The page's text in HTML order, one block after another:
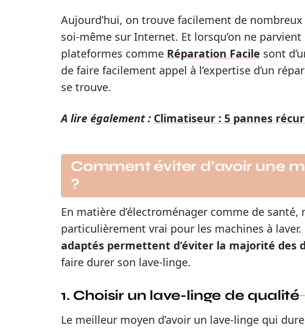
Aujourd’hui, on trouve facilement de
soi-même sur Internet. Et lorsqu’on ne
plateformes comme Réparation Facile sont
de faire facilement appel à l’expertise d’un
se trouve.
A lire également : Climatiseur : 5 pannes
Comment éviter d’avoir une
?
En matière d’électroménager comme de
particulièrement vrai pour les machines à laver.
adaptés permettent d’éviter la majorité des
faire durer son lave-linge.
1. Choisir un lave-linge de qualité
Le meilleur moyen d’avoir un lave-linge qui